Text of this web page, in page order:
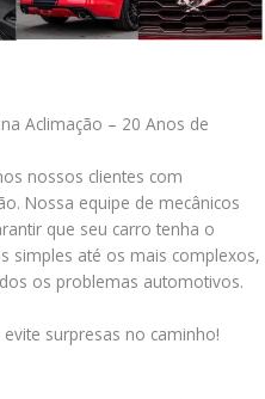
Aclimação – 20 Anos de
nossos clientes com
Nossa equipe de mecânicos
que seu carro tenha o
simples até os mais complexos,
os problemas automotivos.
surpresas no caminho!